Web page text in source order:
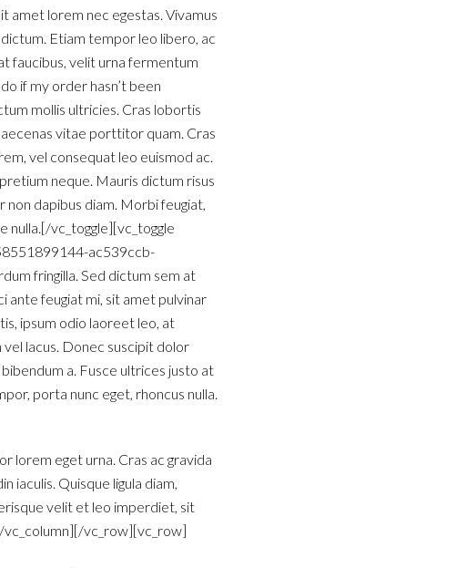
amet lorem nec egestas. Vivamus
Etiam tempor leo libero, ac
faucibus, velit urna fermentum
if my order hasn’t been
mollis ultricies. Cras lobortis
vitae porttitor quam. Cras
vel consequat leo euismod ac.
neque. Mauris dictum risus
dapibus diam. Morbi feugiat,
nulla.[/vc_toggle][vc_toggle
ac539ccb-
fringilla. Sed dictum sem at
feugiat mi, sit amet pulvinar
ipsum odio laoreet leo, at
lacus. Donec suscipit dolor
a. Fusce ultrices justo at
porta nunc eget, rhoncus nulla.
lorem eget urna. Cras ac gravida
iaculis. Quisque ligula diam,
velit et leo imperdiet, sit
vc_column][/vc_row][vc_row]